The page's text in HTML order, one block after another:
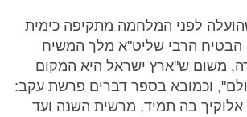
לפני המלחמה מתקיפה כימית
הבטיח הרבי שליט"א מלך המשיח
משום ש"ארץ ישראל היא המקום
וכמובא בספר דברים פרשת עקב:
אלוקיך בה תמיד, מרשית השנה ועד